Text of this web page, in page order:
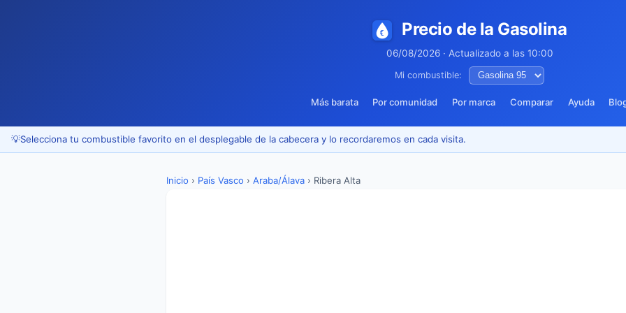
Precio de la Gasolina
06/08/2026 · Actualizado a las 10:00
Mi combustible:
Más barata Por comunidad Por marca Comparar Ayuda
💡Selecciona tu combustible favorito en el desplegable de la cabecera y lo recordaremos en cada visita.
Inicio › País Vasco › Araba/Álava › Ribera Alta